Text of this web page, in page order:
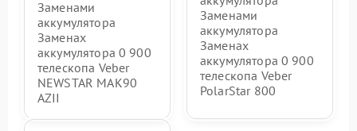
Заменами
аккумулятора
Заменах
аккумулятора 0 900
телескопа Veber
NEWSTAR MAK90
AZII
Заменами
аккумулятора
Заменах
аккумулятора 0 900
телескопа Veber
PolarStar 800